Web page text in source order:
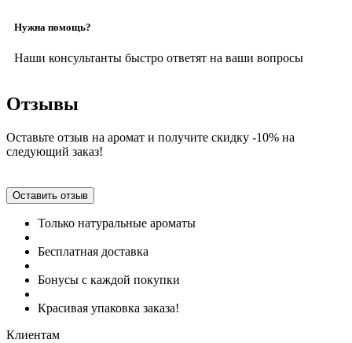
Нужна помощь?
Наши консультанты быстро ответят на ваши вопросы
Отзывы
Оставьте отзыв на аромат и получите скидку -10% на
следующий заказ!
Оставить отзыв
Только натуральные ароматы
Бесплатная доставка
Бонусы с каждой покупки
Красивая упаковка заказа!
Клиентам